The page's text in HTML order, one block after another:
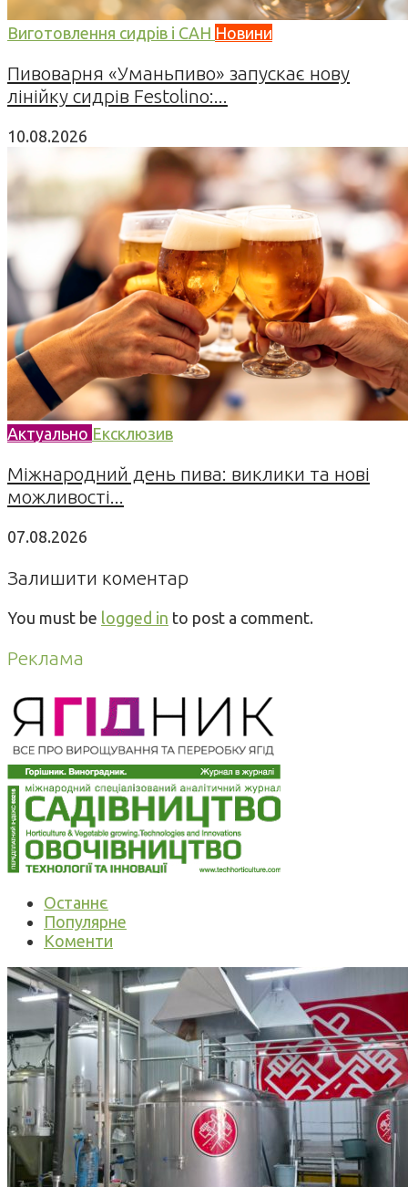
Виготовлення сидрів і САН Новини
Пивоварня «Уманьпиво» запускає нову
лінійку сидрів Festolino:...
10.08.2026
Актуально Ексклюзив
Міжнародний день пива: виклики та нові
можливості...
07.08.2026
Залишити коментар
You must be logged in to post a comment.
Реклама
Останнє
Популярне
Коменти